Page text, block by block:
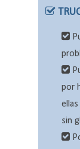
por
sin